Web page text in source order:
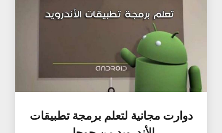
دوارت مجانية لتعلم برمجة تطبيقات